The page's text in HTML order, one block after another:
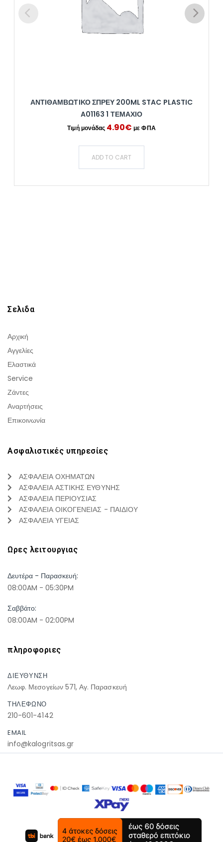
ΑΝΤΙΘΑΜΒΩΤΙΚΌ ΣΠΡΕΥ 200ML STAC PLASTIC
A01163 1 ΤΕΜΆΧΙΟ
4.90€
ADD TO CART
Σελιδα
Αρχική
Αγγελίες
Ελαστικά
Service
Ζάντες
Αναρτήσεις
Επικοινωνία
Ασφαλιστικές υπηρεσίες
ΑΣΦΑΛΕΙΑ ΟΧΗΜΑΤΩΝ
ΑΣΦΑΛΕΙΑ ΑΣΤΙΚΗΣ ΕΥΘΥΝΗΣ
ΑΣΦΑΛΕΙΑ ΠΕΡΙΟΥΣΙΑΣ
ΑΣΦΑΛΕΙΑ ΟΙΚΟΓΕΝΕΙΑΣ - ΠΑΙΔΙΟΥ
ΑΣΦΑΛΕΙΑ ΥΓΕΙΑΣ
Ωρες λειτουργιας
Δευτέρα - Παρασκευή:
08:00AM - 05:30PM
Σαββάτο:
08:00AM - 02:00PM
πληροφοριες
ΔΙΕΥΘΥΝΣΗ
Λεωφ. Μεσογείων 571, Αγ. Παρασκευή
ΤΗΛΕΦΩΝΟ
210-601-4142
EMAIL
info@kalogritsas.gr